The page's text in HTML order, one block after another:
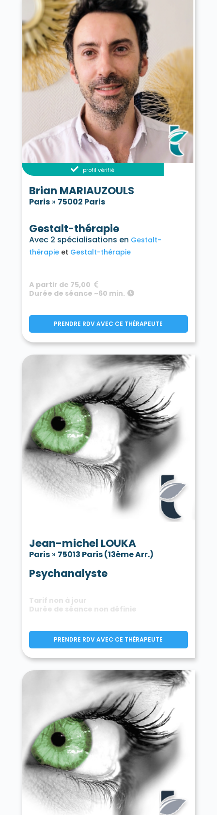
profil vérifié
Brian MARIAUZOULS
Paris» 75002 Paris
Gestalt-thérapie
Avec 2 spécialisations en Gestalt-
thérapie
Gestalt-thérapie
A partir de 75,00
Durée de séance ~60 min.
PRENDRE RDV AVEC CE THÉRAPEUTE
Jean-michel LOUKA
Paris» 75013 Paris (13ème Arr.)
Psychanalyste
Tarif non à jour
Durée de séance non définie
PRENDRE RDV AVEC CE THÉRAPEUTE